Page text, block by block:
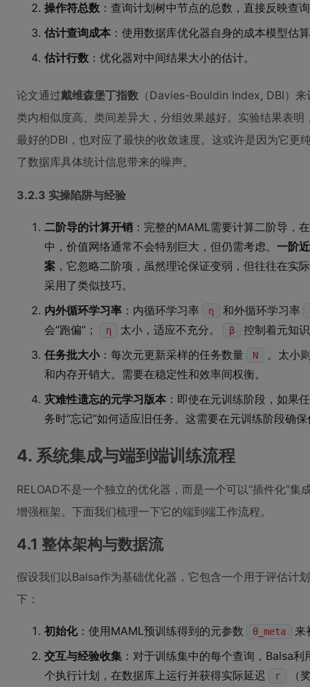
操作符总数 ：查询计划树中节点的总数，直接反映查
估计查询成本 ：使用数据库优化器自身的成本模型估
估计行数 ：优化器对中间结果大小的估计。
论文通过戴维森堡丁指数 （Davies-Bouldin Index, DBI）
类内相似度高、类间差异大，分组效果越好。实验结果表明
最好的DBI，也对应了最快的收敛速度。这或许是因为它更
了数据库具体统计信息带来的噪声。
3.2.3 实操陷阱与经验
二阶导的计算开销 ：完整的MAML需要计算二阶导，
中，价值网络通常不会特别巨大，但仍需考虑。 一阶
案 ，它忽略二阶项，虽然理论保证变弱，但往往在实
采用了类似技巧。
内外循环学习率 ：内循环学习率 η 和外循环学习率
会“跑偏”； η 太小，适应不充分。 β
控制着元知
任务批大小：每次元更新采样的任务数量 N
。太小
和内存开销大。需要在稳定性和效率间权衡。
灾难性遗忘的元学习版本 ：即使在元训练阶段，如果
务时“忘记”如何适应旧任务。这需要在元训练阶段确
4. 系统集成与端到端训练流程
RELOAD不是一个独立的优化器，而是一个可以“插件化”
增强框架。下面我们梳理一下它的端到端工作流程。
4.1 整体架构与数据流
假设我们以Balsa作为基础优化器，它包含一个用于评估计
下：
初始化：使用MAML预训练得到的元参数 θ_meta
来
交互与经验收集 ：对于训练集中的每个查询，Balsa
个执行计划，在数据库上运行并获得实际延迟
r （